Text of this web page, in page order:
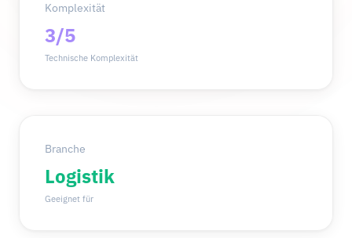
Komplexität
3/5
Technische Komplexität
Branche
Logistik
Geeignet für